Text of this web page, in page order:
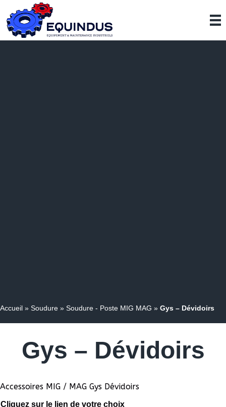
Accueil » Soudure » Soudure - Poste MIG MAG » Gys – Dévidoirs
Gys – Dévidoirs
Accessoires MIG / MAG Gys Dévidoirs
Cliquez sur le lien de votre choix